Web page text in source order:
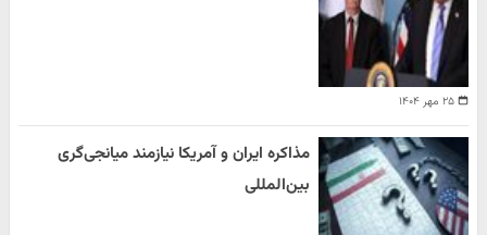
۲۵ مهر ۱۴۰۴
مذاکره ایران و آمریکا نیازمند میانجی‌گری
بین‌المللی